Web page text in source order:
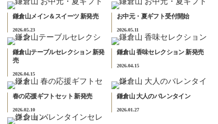
鎌倉山メイン＆スイーツ 新発売
2026.05.23
お中元・夏ギフト受付開始
2026.05.11
鎌倉山テーブルセレクション 新発
売
2026.04.15
鎌倉山 香味セレクション 新発売
2026.04.15
春の応援ギフトセット 新発売
2026.02.10
鎌倉山 大人のバレンタイン
2026.01.27